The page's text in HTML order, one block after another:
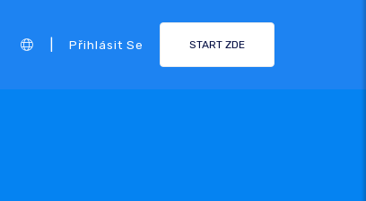
Přihlásit Se START ZDE